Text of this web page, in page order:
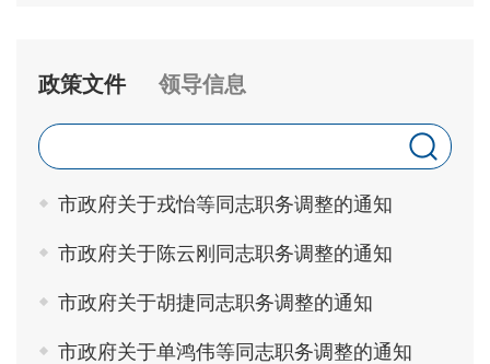
政策文件 领导信息
市政府关于戎怡等同志职务调整的通知
市政府关于陈云刚同志职务调整的通知
市政府关于胡捷同志职务调整的通知
市政府关于单鸿伟等同志职务调整的通知